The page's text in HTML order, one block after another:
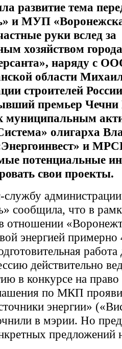
развитие тема
и МУП
руки вслед за
хозяйством
наряду с
области
строителей
премьер Чечни
муниципальным
олигарха
и
потенциальные
свои проекты.
службу
сообщила, что в
отношении
энергией примерно
работа
действительно
в конкурсе на право
по МКП
энергии»
в мэрии. Но
предложений